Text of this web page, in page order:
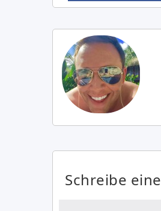
Schreibe